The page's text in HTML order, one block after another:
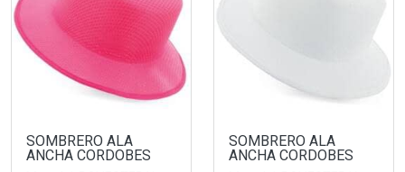
SOMBRERO ALA
ANCHA CORDOBES
SOMBRERO ALA
ANCHA CORDOBES